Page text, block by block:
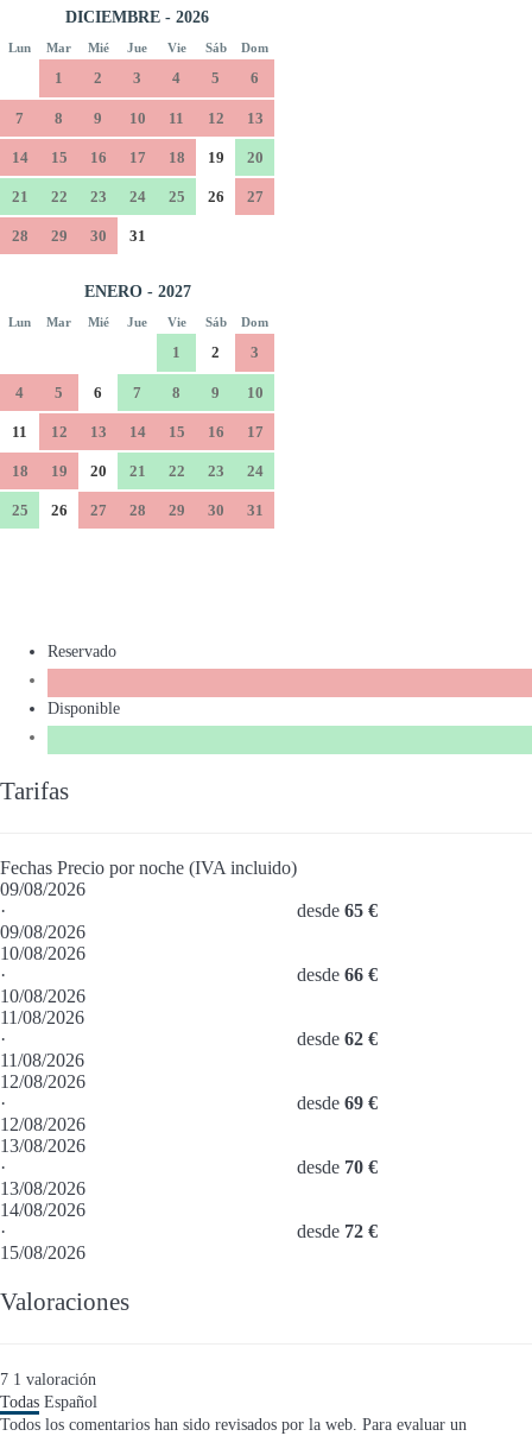
DICIEMBRE - 2026
Lun Mar Mié Jue Vie Sáb Dom
1 2 3 4 5 6
7 8 9 10 11 12 13
14 15 16 17 18 19 20
21 22 23 24 25 26 27
28 29 30 31
ENERO - 2027
Lun Mar Mié Jue Vie Sáb Dom
1 2 3
4 5 6 7 8 9 10
11 12 13 14 15 16 17
18 19 20 21 22 23 24
25 26 27 28 29 30 31
Reservado
Disponible
Tarifas
Fechas Precio por noche (IVA incluido)
09/08/2026
·
09/08/2026
desde 65 €
10/08/2026
·
10/08/2026
desde 66 €
11/08/2026
·
11/08/2026
desde 62 €
12/08/2026
·
12/08/2026
desde 69 €
13/08/2026
·
13/08/2026
desde 70 €
14/08/2026
·
15/08/2026
desde 72 €
Valoraciones
7 1 valoración
Todas Español
Todos los comentarios han sido revisados por la web. Para evaluar un